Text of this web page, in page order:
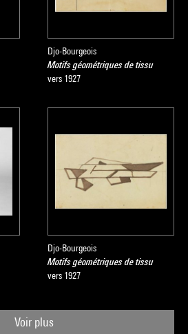
Djo-Bourgeois
Motifs géométriques de tissu
vers 1927
Djo-Bourgeois
Motifs géométriques de tissu
vers 1927
Voir plus